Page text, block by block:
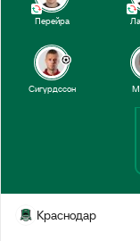
Сигурдссон
Перейра
Краснодар